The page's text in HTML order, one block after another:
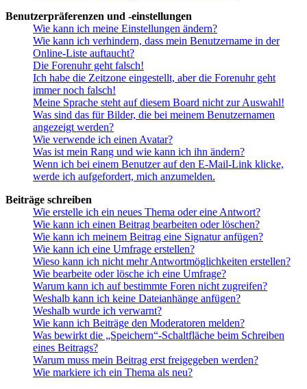
Benutzerpräferenzen und -einstellungen
Wie kann ich meine Einstellungen ändern?
Wie kann ich verhindern, dass mein Benutzername in der
Online-Liste auftaucht?
Die Forenuhr geht falsch!
Ich habe die Zeitzone eingestellt, aber die Forenuhr geht
immer noch falsch!
Meine Sprache steht auf diesem Board nicht zur Auswahl!
Was sind das für Bilder, die bei meinem Benutzernamen
angezeigt werden?
Wie verwende ich einen Avatar?
Was ist mein Rang und wie kann ich ihn ändern?
Wenn ich bei einem Benutzer auf den E-Mail-Link klicke,
werde ich aufgefordert, mich anzumelden.
Beiträge schreiben
Wie erstelle ich ein neues Thema oder eine Antwort?
Wie kann ich einen Beitrag bearbeiten oder löschen?
Wie kann ich meinem Beitrag eine Signatur anfügen?
Wie kann ich eine Umfrage erstellen?
Wieso kann ich nicht mehr Antwortmöglichkeiten erstellen?
Wie bearbeite oder lösche ich eine Umfrage?
Warum kann ich auf bestimmte Foren nicht zugreifen?
Weshalb kann ich keine Dateianhänge anfügen?
Weshalb wurde ich verwarnt?
Wie kann ich Beiträge den Moderatoren melden?
Was bewirkt die „Speichern“-Schaltfläche beim Schreiben
eines Beitrags?
Warum muss mein Beitrag erst freigegeben werden?
Wie markiere ich ein Thema als neu?